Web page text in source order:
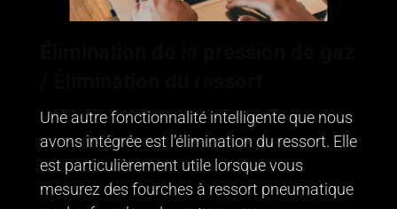
Une autre fonctionnalité intelligente que nous
avons intégrée est l’élimination du ressort. Elle
est particulièrement utile lorsque vous
mesurez des fourches à ressort pneumatique